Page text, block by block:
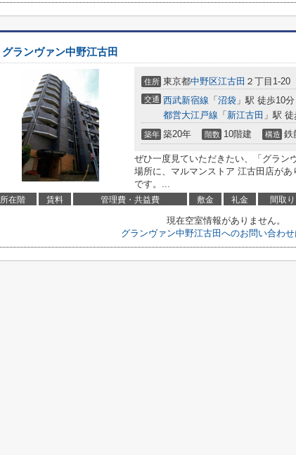
グランヴァン中野江古田
住所 東京都中野区江古田 ２丁目1-20
交通 西武新宿線 「 沼袋 」駅 徒歩10分
都営大江戸線 「 新江古田 」駅
築年 築20年 階数 10階建 構造 鉄
ぜひ一度見ていただきたい、「グラン
場所に、マルマンストア 江古田店が
です。...
所在階 賃料 管理費・共益費 敷金 礼金 間取り
現在空室情報がありません。
グランヴァン中野江古田へのお問い合わせ